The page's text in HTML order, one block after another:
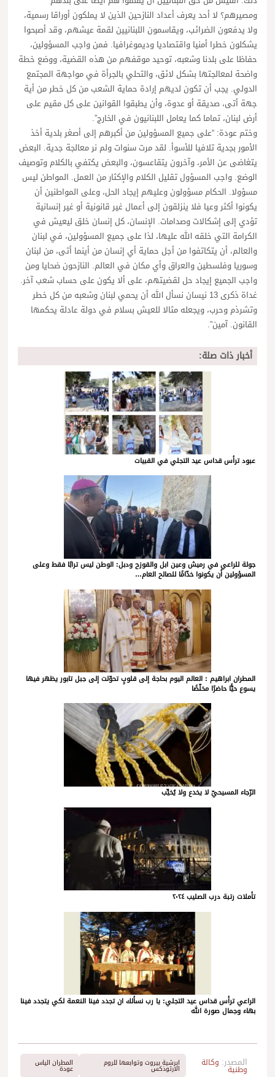
ومصيرهم؟ لا أحد يعرف أعداد النازحين الذين لا يملكون أوراقا رسمية،
ولا يدفعون الضرائب، ويقاسمون اللبنانيين لقمة عيشهم، وقد أصبحوا
يشكلون خطرا أمنيا واقتصاديا وديموغرافيا. فمن واجب المسؤولين،
حفاظا على بلدنا وشعبه، توحيد موقفهم من هذه القضية، ووضع خطة
واضحة لمعالجتها بشكل لائق، والتحلي بالجرأة في مواجهة المجتمع
الدولي. يجب أن تكون لديهم إرادة حماية الشعب من كل خطر من أية
جهة أتى، صديقة أو عدوة، وأن يطبقوا القوانين على كل مقيم على
أرض لبنان، تماما كما يعامل اللبنانيون في الخارج”.
وختم عودة: “على جميع المسؤولين من أكبرهم إلى أصغر بلدية أخذ
الأمور بجدية تلافيا للأسوأ. لقد مرت سنوات ولم نر معالجة جدية. البعض
يتغاضى عن الأمر، وآخرون يتقاعسون، والبعض يكتفي بالكلام وتوصيف
الوضع. واجب المسؤول تقليل الكلام والإكثار من العمل. المواطن ليس
مسؤولا. الحكام مسؤولون وعليهم إيجاد الحل، وعلى المواطنين أن
يكونوا أكثر وعيا فلا ينزلقون إلى أعمال غير قانونية أو غير إنسانية
تؤدي إلى إشكالات وصدامات. الإنسان، كل إنسان خلق ليعيش في
الكرامة التي خلقه الله عليها، لذا على جميع المسؤولين، في لبنان
والعالم، أن يتكاتفوا من أجل حماية أي إنسان من أينما أتى، من لبنان
وسوريا وفلسطين والعراق وأي مكان في العالم. النازحون ضحايا ومن
واجب الجميع إيجاد حل لقضيتهم، على ألا يكون على حساب شعب آخر.
غداة ذكرى 13 نيسان نسأل الله أن يحمي لبنان وشعبه من كل خطر
وتشرذم وحرب، ويجعله مثالا للعيش بسلام في دولة عادلة يحكمها
القانون. آمين”.
أخبار ذات صلة:
عبود ترأس قداس عيد التجلي في القبيات
جولة للراعي في رميش وعين ابل والقوزح ودبل: الوطن ليس ترابًا فقط وعلى
المسؤولين أن يكونوا خدّامًا للصالح العام…
المطران ابراهيم : العالم اليوم بحاجة إلى قلوبٍ تحوّلت إلى جبل تابور يظهر فيها
يسوع حيًّا حاضرًا مخلّصًا
الرّجاء المسيحيّ لا يخدع ولا يُخيِّب
تأملات رتبة درب الصليب ٢٠٢٤
الراعي ترأس قداس عيد التجلي: يا رب نسألك ان تجدد فينا النعمة لكي يتجدد فينا
بهاء وجمال صورة الله
المصدر: وكالة
وطنية
ابرشية بيروت وتوابعها للروم
الارثوذكس
المطران الياس
عودة